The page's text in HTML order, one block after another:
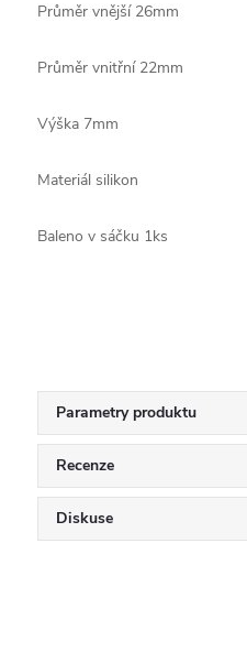
Průměr vnější 26mm
Průměr vnitřní 22mm
Výška 7mm
Materiál silikon
Baleno v sáčku 1ks
Parametry produktu
Recenze
Diskuse